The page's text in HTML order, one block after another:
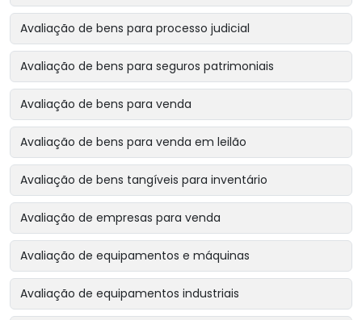
Avaliação de bens para processo judicial
Avaliação de bens para seguros patrimoniais
Avaliação de bens para venda
Avaliação de bens para venda em leilão
Avaliação de bens tangíveis para inventário
Avaliação de empresas para venda
Avaliação de equipamentos e máquinas
Avaliação de equipamentos industriais